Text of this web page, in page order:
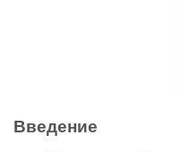
Введение